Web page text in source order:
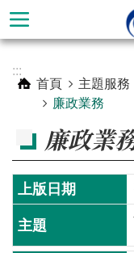
跳到主要內容區塊
階
:::
首頁
主題服務
廉政業務
廉政業